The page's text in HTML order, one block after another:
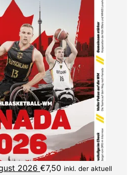
2026 €7,50 inkl. der aktuell